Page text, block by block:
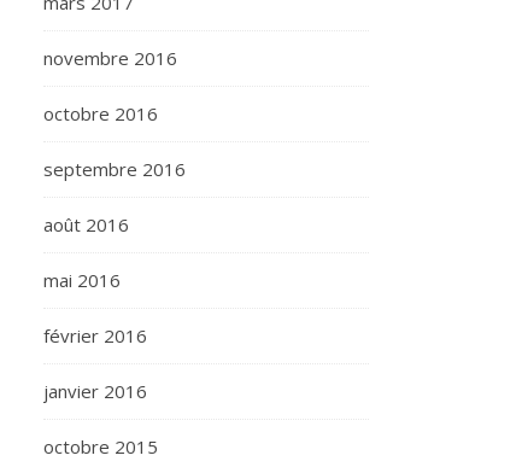
novembre 2016
octobre 2016
septembre 2016
août 2016
mai 2016
février 2016
janvier 2016
octobre 2015